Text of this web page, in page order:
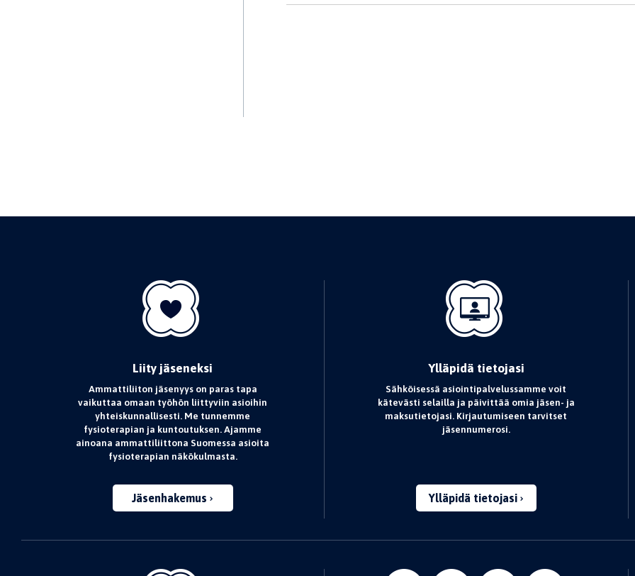
Liity jäseneksi
Ammattiliiton jäsenyys on paras tapa
vaikuttaa omaan työhön liittyviin asioihin
yhteiskunnallisesti. Me tunnemme
fysioterapian ja kuntoutuksen. Ajamme
ainoana ammattiliittona Suomessa asioita
fysioterapian näkökulmasta.
Jäsenhakemus
Ylläpidä tietojasi
Sähköisessä asiointipalvelussamme voit
kätevästi selailla ja päivittää omia jäsen- ja
maksutietojasi. Kirjautumiseen tarvitset
jäsennumerosi.
Ylläpidä tietojasi